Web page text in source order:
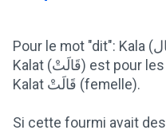
Pour le mot "dit": Kala (قال) est pour les hommes.
Kalat (قَالَتْ) est pour les femmes. Le Coran utilise
Kalat قَالَتْ (femelle).
Si cette fourmi avait